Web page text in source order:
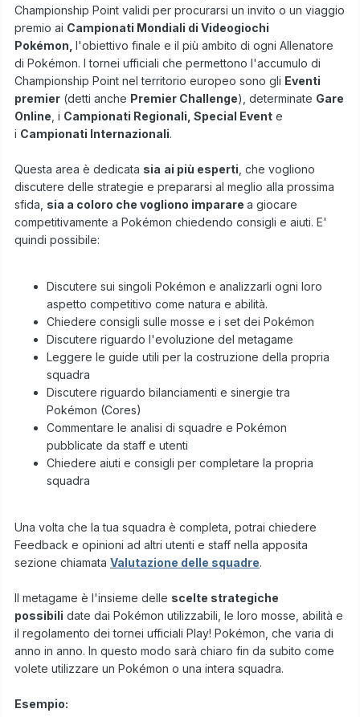
Championship Point validi per procurarsi un invito o un viaggio
premio ai Campionati Mondiali di Videogiochi
Pokémon, l'obiettivo finale e il più ambito di ogni Allenatore
di Pokémon. I tornei ufficiali che permettono l'accumulo di
Championship Point nel territorio europeo sono gli Eventi
premier (detti anche Premier Challenge), determinate Gare
Online , i Campionati Regionali, Special Event e
i Campionati Internazionali.
Questa area è dedicata sia ai più esperti , che vogliono
discutere delle strategie e prepararsi al meglio alla prossima
sfida, sia a coloro che vogliono imparare a giocare
competitivamente a Pokémon chiedendo consigli e aiuti. E'
quindi possibile:
Discutere sui singoli Pokémon e analizzarli ogni loro
aspetto competitivo come natura e abilità.
Chiedere consigli sulle mosse e i set dei Pokémon
Discutere riguardo l'evoluzione del metagame
Leggere le guide utili per la costruzione della propria
squadra
Discutere riguardo bilanciamenti e sinergie tra
Pokémon (Cores)
Commentare le analisi di squadre e Pokémon
pubblicate da staff e utenti
Chiedere aiuti e consigli per completare la propria
squadra
Una volta che la tua squadra è completa, potrai chiedere
Feedback e opinioni ad altri utenti e staff nella apposita
sezione chiamata Valutazione delle squadre.
Il metagame è l'insieme delle scelte strategiche
possibili date dai Pokémon utilizzabili, le loro mosse, abilità e
il regolamento dei tornei ufficiali Play! Pokémon, che varia di
anno in anno. In questo modo sarà chiaro fin da subito come
volete utilizzare un Pokémon o una intera squadra.
Esempio: